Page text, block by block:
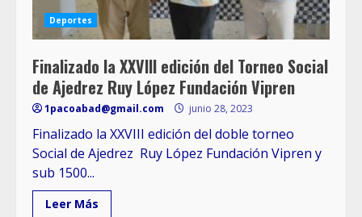
Deportes
Finalizado la XXVIII edición del Torneo Social
de Ajedrez Ruy López Fundación Vipren
1pacoabad@gmail.com junio 28, 2023
Finalizado la XXVIII edición del doble torneo
Social de Ajedrez Ruy López Fundación Vipren y
sub 1500...
Leer Más